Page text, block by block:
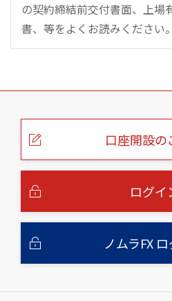
の契約締結前交付書面、上場
書、等をよくお読みください。
こ
口座開設の
ログイ
ノムラFX